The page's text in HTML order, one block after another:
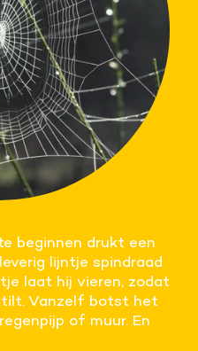
beginnen drukt een
lijntje spindraad
laat hij vieren, zodat
Vanzelf botst het
of muur. En